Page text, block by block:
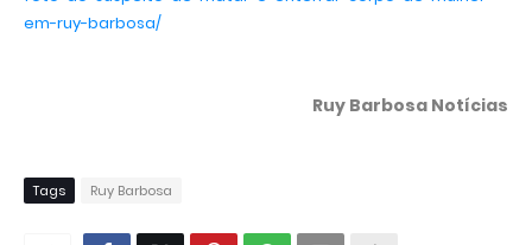
em-ruy-barbosa/
Ruy Barbosa Notícias
Tags Ruy Barbosa